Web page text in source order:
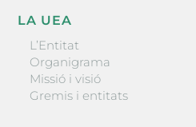
LA UEA
L’Entitat
Organigrama
Missió i visió
Gremis i entitats